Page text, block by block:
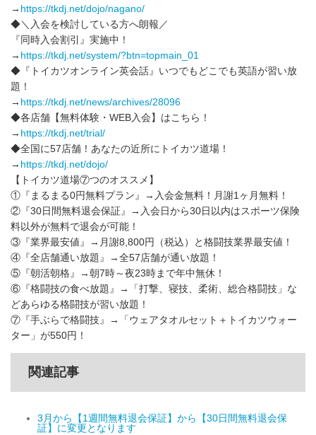
→ https://tkdj.net/dojo/nagano/
◆＼入会を検討している方へ朗報／
『同時入会割引』実施中！
→ https://tkdj.net/system/?btn=topmain_01
◆『トイカツオンライン英会話』いつでもどこでも英語が習い放
題！
→ https://tkdj.net/news/archives/28096
◆各店舗【無料体験・WEB入会】はこちら！
→ https://tkdj.net/trial/
◆全国に57店舗！あなたの近所にトイカツ道場！
→ https://tkdj.net/dojo/
【トイカツ道場⑦つのオススメ】
①『まるまる0円無料プラン』→入会金無料！月謝1ヶ月無料！
②『30日間無料退会保証』→入会日から30日以内はスポーツ保険
料以外が無料で退会が可能！
③『業界最安値』→月謝8,800円（税込）と格闘技業界最安値！
④『全店舗通い放題』→全57店舗が通い放題！
⑤『朝活朝格』→朝7時～夜23時まで年中無休！
⑥『格闘技の食べ放題』→「打撃、寝技、柔術、総合格闘技」な
どあらゆる格闘技が習い放題！
⑦『手ぶらで格闘技』→「ウェアタオルセット＋トイカツウォー
ター」が550円！
関連記事
3月から【1週間無料退会保証】から【30日間無料退会保
証】に変更となります